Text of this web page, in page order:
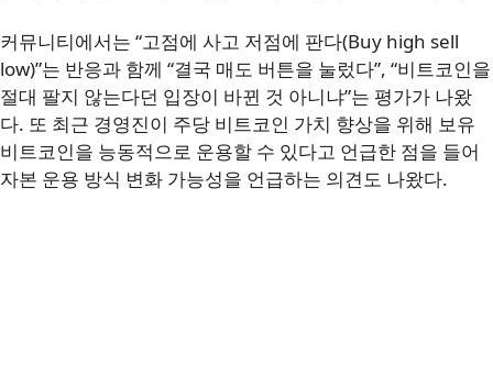
커뮤니티에서는 “고점에 사고 저점에 판다(Buy high sell
low)”는 반응과 함께 “결국 매도 버튼을 눌렀다”, “비트코인을
절대 팔지 않는다던 입장이 바뀐 것 아니냐”는 평가가 나왔
다. 또 최근 경영진이 주당 비트코인 가치 향상을 위해 보유
비트코인을 능동적으로 운용할 수 있다고 언급한 점을 들어
자본 운용 방식 변화 가능성을 언급하는 의견도 나왔다.